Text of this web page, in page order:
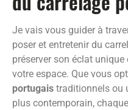
Je vais vous guider à
poser et entretenir du
préserver son éclat
votre espace. Que vous
portugais traditionnels ou
plus contemporain,